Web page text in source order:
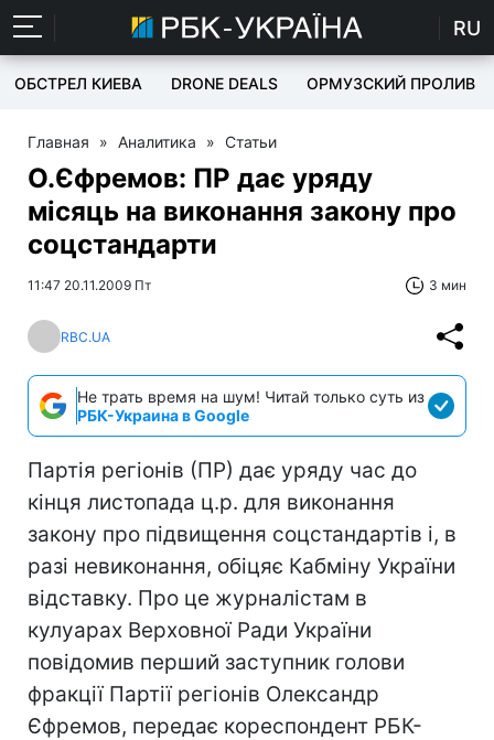
RU
ОБСТРЕЛ КИЕВА DRONE DEALS ОРМУЗСКИЙ ПРОЛИВ
Главная » Аналитика » Статьи
О.Єфремов: ПР дає уряду
місяць на виконання закону про
соцстандарти
11:47 20.11.2009 Пт 3 мин
RBC.UA
Не трать время на шум! Читай только суть из
РБК-Украина в Google
Партія регіонів (ПР) дає уряду час до
кінця листопада ц.р. для виконання
закону про підвищення соцстандартів і, в
разі невиконання, обіцяє Кабміну України
відставку. Про це журналістам в
кулуарах Верховної Ради України
повідомив перший заступник голови
фракції Партії регіонів Олександр
Єфремов, передає кореспондент РБК-